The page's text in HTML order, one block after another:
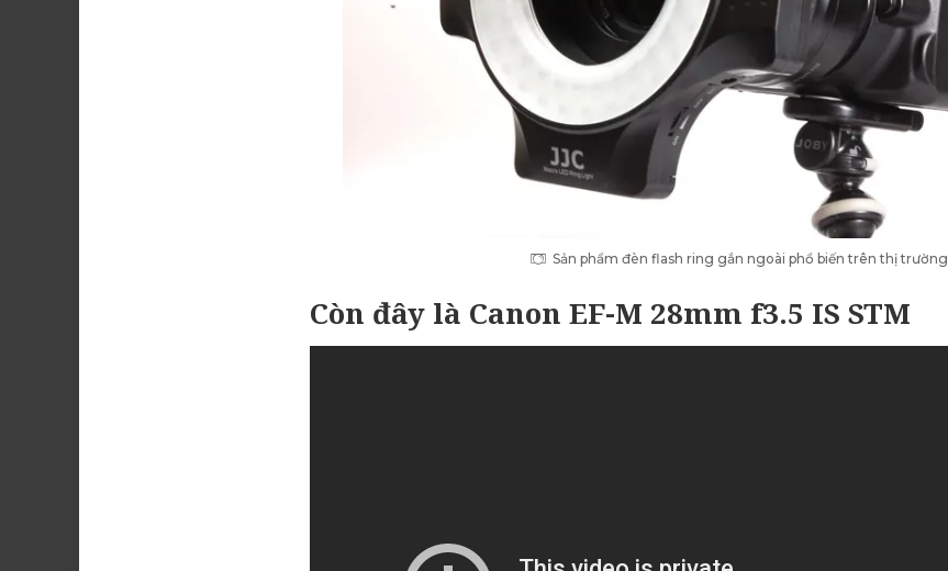
Sản phẩm đèn flash ring gắn ngoài phổ biến trên thị trường
Còn đây là Canon EF-M 28mm f3.5 IS STM